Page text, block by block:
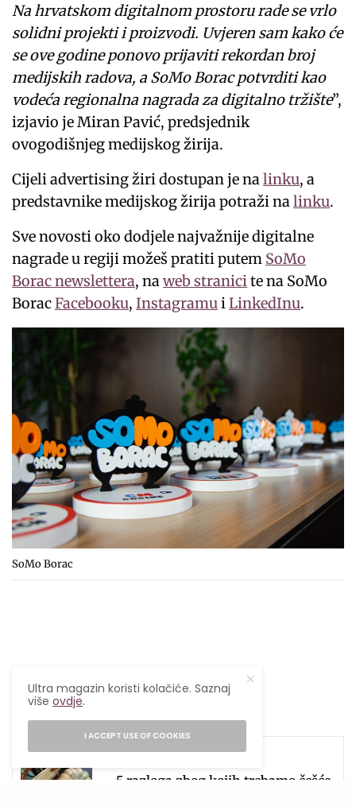
Na hrvatskom digitalnom prostoru rade se vrlo
solidni projekti i proizvodi. Uvjeren sam kako će
se ove godine ponovo prijaviti rekordan broj
medijskih radova, a SoMo Borac potvrditi kao
vodeća regionalna nagrada za digitalno tržište”,
izjavio je Miran Pavić, predsjednik
ovogodišnjeg medijskog žirija.
Cijeli advertising žiri dostupan je nalinku, a
predstavnike medijskog žirija potraži nalinku.
Sve novosti oko dodjele najvažnije digitalne
nagrade u regiji možeš pratiti putem SoMo
Borac newslettera, naweb stranicite na SoMo
BoracFacebooku,InstagramuiLinkedInu.
SoMo Borac
SEE ALSO
5 razloga zbog kojih trebamo češće
Ultra magazin koristi kolačiće. Saznaj
višeovdje.
I ACCEPT USE OF COOKIES